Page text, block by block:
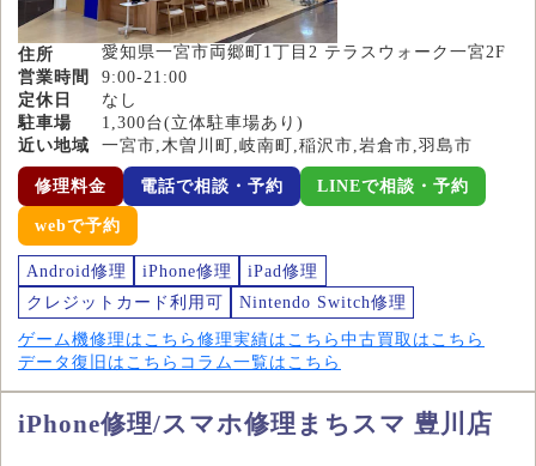
住所
愛知県一宮市両郷町1丁目2 テラスウォーク一宮2F
営業時間
9:00-21:00
定休日
なし
駐車場
1,300台(立体駐車場あり)
近い地域
一宮市,木曽川町,岐南町,稲沢市,岩倉市,羽島市
修理料金 電話で相談・予約 LINEで相談・予約
webで予約
Android修理 iPhone修理
iPad修理
クレジットカード利用可
Nintendo Switch修理
ゲーム機修理はこちら 修理実績はこちら 中古買取はこちら
データ復旧はこちら コラム一覧はこちら
iPhone修理/スマホ修理まちスマ 豊川店